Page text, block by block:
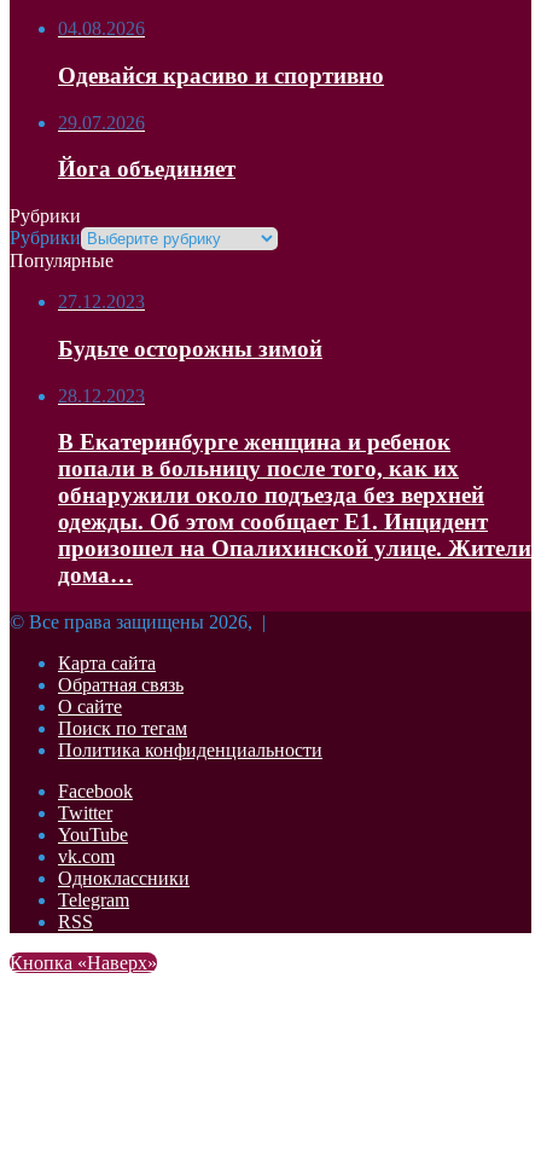
04.08.2026
Одевайся красиво и спортивно
29.07.2026
Йога объединяет
Рубрики
Рубрики
Популярные
27.12.2023
Будьте осторожны зимой
28.12.2023
В Екатеринбурге женщина и ребенок
попали в больницу после того, как их
обнаружили около подъезда без верхней
одежды. Об этом сообщает Е1. Инцидент
произошел на Опалихинской улице. Жители
дома…
© Все права защищены 2026, |
Карта сайта
Обратная связь
О сайте
Поиск по тегам
Политика конфиденциальности
Facebook
Twitter
YouTube
vk.com
Одноклассники
Telegram
RSS
Кнопка «Наверх»